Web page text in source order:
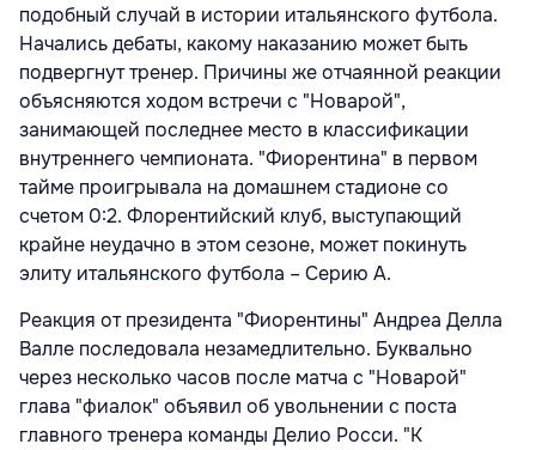
подобный случай в истории итальянского футбола.
Начались дебаты, какому наказанию может быть
подвергнут тренер. Причины же отчаянной реакции
объясняются ходом встречи с "Новарой",
занимающей последнее место в классификации
внутреннего чемпионата. "Фиорентина" в первом
тайме проигрывала на домашнем стадионе со
счетом 0:2. Флорентийский клуб, выступающий
крайне неудачно в этом сезоне, может покинуть
элиту итальянского футбола – Серию А.
Реакция от президента "Фиорентины" Андреа Делла
Валле последовала незамедлительно. Буквально
через несколько часов после матча с "Новарой"
глава "фиалок" объявил об увольнении с поста
главного тренера команды Делио Росси. "К